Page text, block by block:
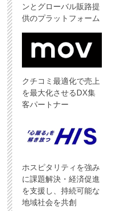
ンとグローバル販路提
供のプラットフォーム
クチコミ最適化で売上
を最大化させるDX集
客パートナー
ホスピタリティを強み
に課題解決・経済促進
を支援し、持続可能な
地域社会を共創